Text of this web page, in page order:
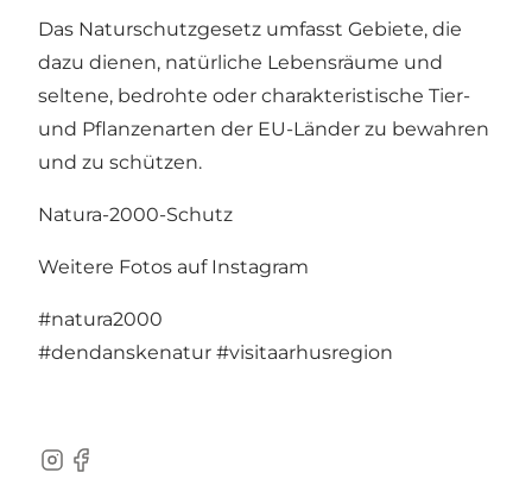
Das Naturschutzgesetz umfasst Gebiete, die
dazu dienen, natürliche Lebensräume und
seltene, bedrohte oder charakteristische Tier-
und Pflanzenarten der EU-Länder zu bewahren
und zu schützen.
Natura-2000-Schutz
Weitere Fotos auf Instagram
#natura2000
#dendanskenatur #visitaarhusregion
Instagram
Facebook